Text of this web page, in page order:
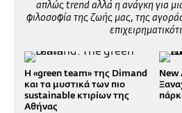
απλώς trend αλλά η ανάγκη για
φιλοσοφία της ζωής μας, της
Η «green team» της Dimand
και τα μυστικά των πιο
sustainable κτιρίων της
Αθήνας
New